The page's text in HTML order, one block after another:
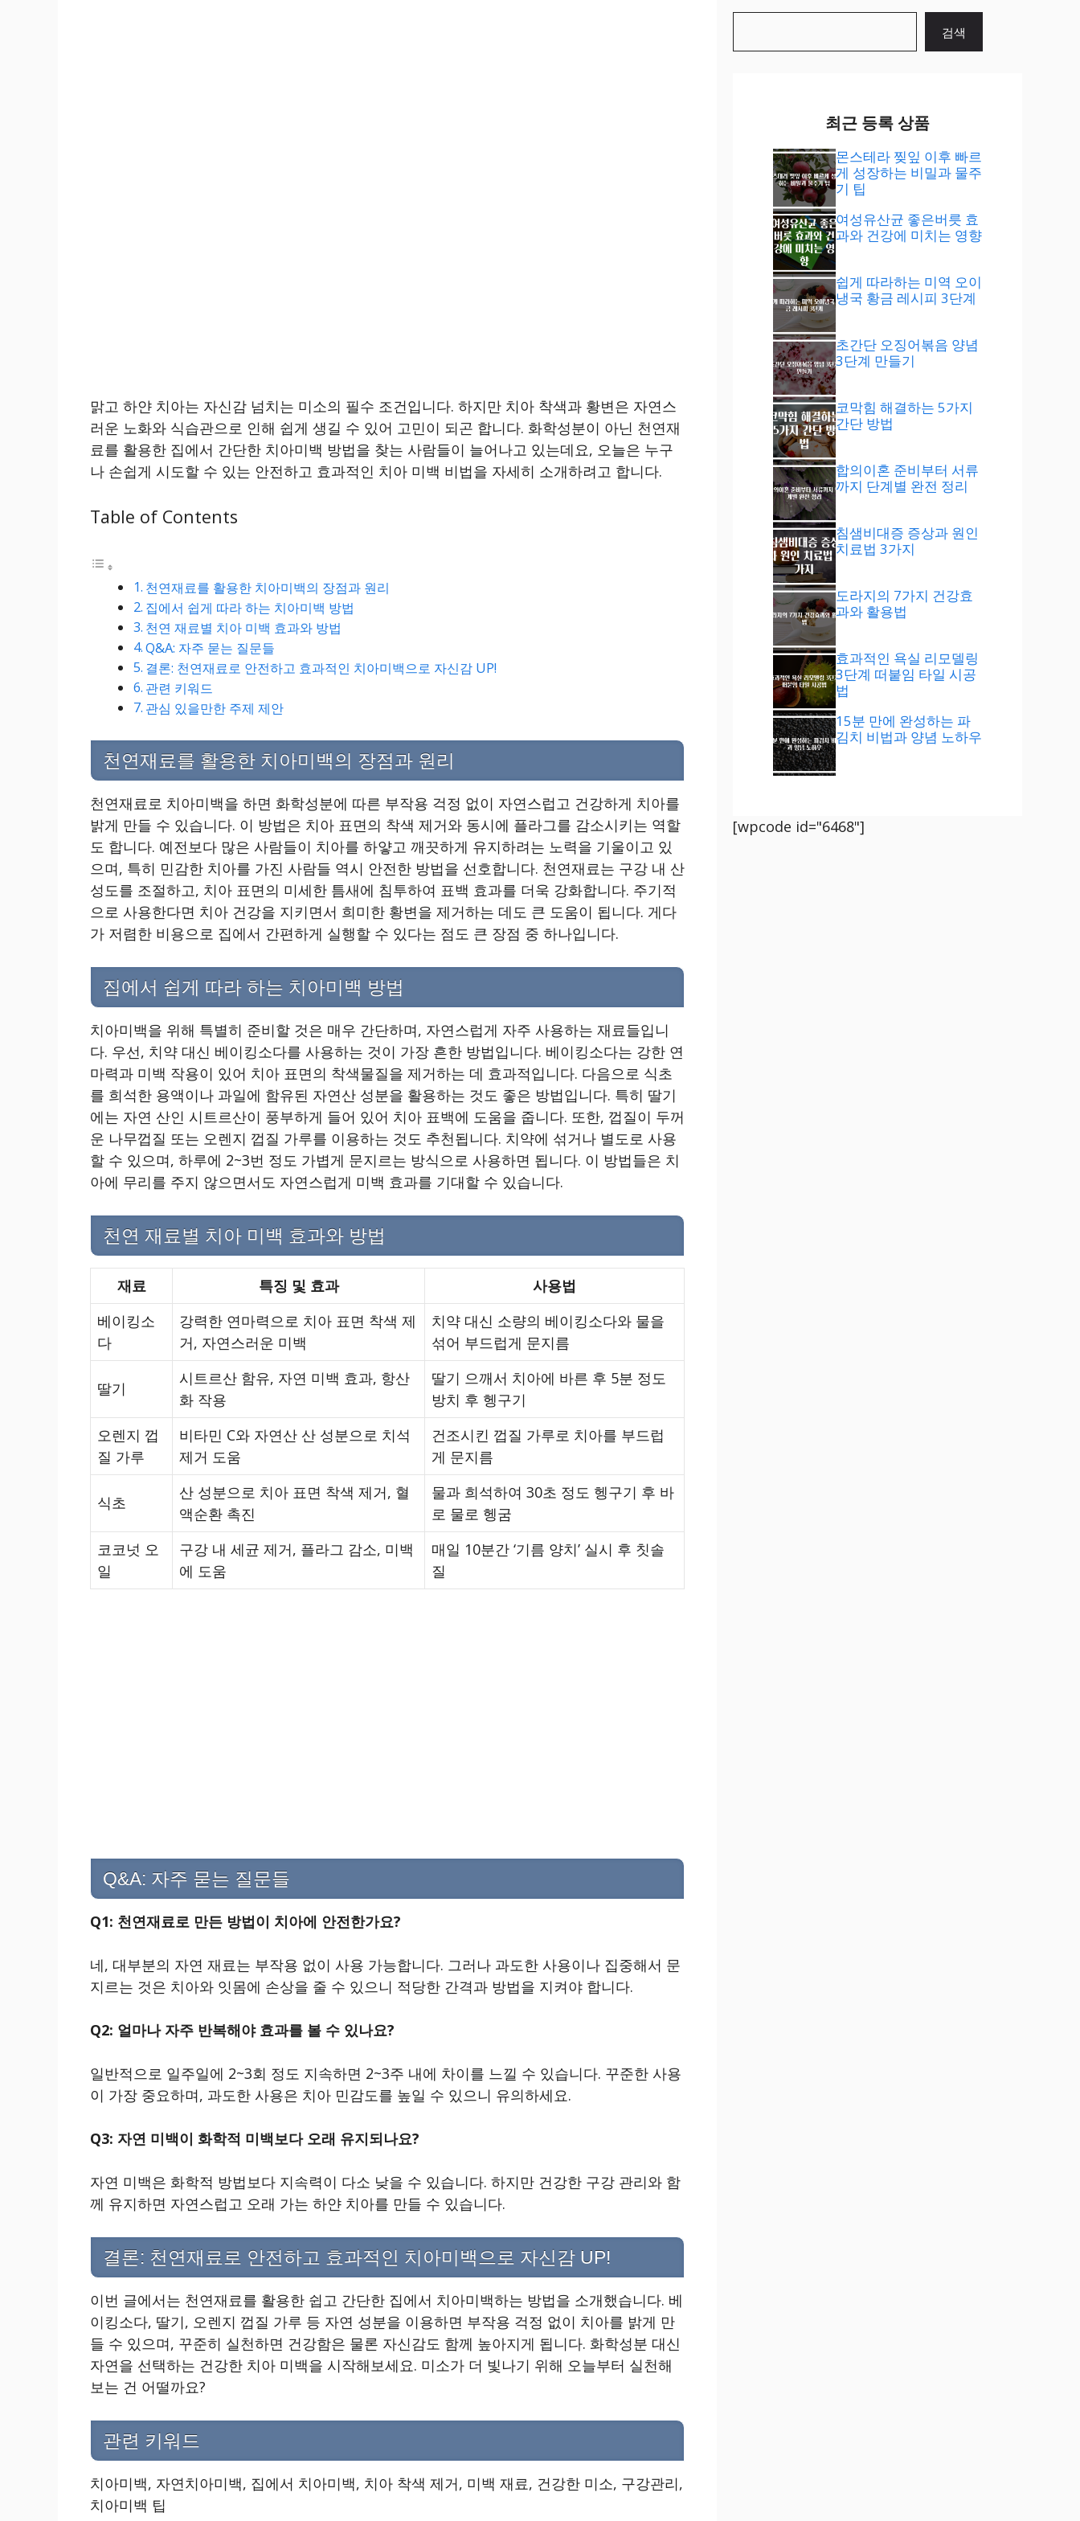
맑고 하얀 치아는 자신감 넘치는 미소의 필수 조건입니다. 하지만 치아 착색과 황변은 자연스
러운 노화와 식습관으로 인해 쉽게 생길 수 있어 고민이 되곤 합니다. 화학성분이 아닌 천연재
료를 활용한 집에서 간단한 치아미백 방법을 찾는 사람들이 늘어나고 있는데요, 오늘은 누구
나 손쉽게 시도할 수 있는 안전하고 효과적인 치아 미백 비법을 자세히 소개하려고 합니다.
Table of Contents
천연재료를 활용한 치아미백의 장점과 원리
집에서 쉽게 따라 하는 치아미백 방법
천연 재료별 치아 미백 효과와 방법
Q&A: 자주 묻는 질문들
결론: 천연재료로 안전하고 효과적인 치아미백으로 자신감 UP!
관련 키워드
관심 있을만한 주제 제안
천연재료를 활용한 치아미백의 장점과 원리
천연재료로 치아미백을 하면 화학성분에 따른 부작용 걱정 없이 자연스럽고 건강하게 치아를
밝게 만들 수 있습니다. 이 방법은 치아 표면의 착색 제거와 동시에 플라그를 감소시키는 역할
도 합니다. 예전보다 많은 사람들이 치아를 하얗고 깨끗하게 유지하려는 노력을 기울이고 있
으며, 특히 민감한 치아를 가진 사람들 역시 안전한 방법을 선호합니다. 천연재료는 구강 내 산
성도를 조절하고, 치아 표면의 미세한 틈새에 침투하여 표백 효과를 더욱 강화합니다. 주기적
으로 사용한다면 치아 건강을 지키면서 희미한 황변을 제거하는 데도 큰 도움이 됩니다. 게다
가 저렴한 비용으로 집에서 간편하게 실행할 수 있다는 점도 큰 장점 중 하나입니다.
집에서 쉽게 따라 하는 치아미백 방법
치아미백을 위해 특별히 준비할 것은 매우 간단하며, 자연스럽게 자주 사용하는 재료들입니
다. 우선, 치약 대신 베이킹소다를 사용하는 것이 가장 흔한 방법입니다. 베이킹소다는 강한 연
마력과 미백 작용이 있어 치아 표면의 착색물질을 제거하는 데 효과적입니다. 다음으로 식초
를 희석한 용액이나 과일에 함유된 자연산 성분을 활용하는 것도 좋은 방법입니다. 특히 딸기
에는 자연 산인 시트르산이 풍부하게 들어 있어 치아 표백에 도움을 줍니다. 또한, 껍질이 두꺼
운 나무껍질 또는 오렌지 껍질 가루를 이용하는 것도 추천됩니다. 치약에 섞거나 별도로 사용
할 수 있으며, 하루에 2~3번 정도 가볍게 문지르는 방식으로 사용하면 됩니다. 이 방법들은 치
아에 무리를 주지 않으면서도 자연스럽게 미백 효과를 기대할 수 있습니다.
천연 재료별 치아 미백 효과와 방법
재료 특징 및 효과
사용법
베이킹소
다
강력한 연마력으로 치아 표면 착색 제
거, 자연스러운 미백
치약 대신 소량의 베이킹소다와 물을
섞어 부드럽게 문지름
딸기
시트르산 함유, 자연 미백 효과, 항산
화 작용
딸기 으깨서 치아에 바른 후 5분 정도
방치 후 헹구기
오렌지 껍
질 가루
비타민 C와 자연산 산 성분으로 치석
제거 도움
건조시킨 껍질 가루로 치아를 부드럽
게 문지름
식초
산 성분으로 치아 표면 착색 제거, 혈
액순환 촉진
물과 희석하여 30초 정도 헹구기 후 바
로 물로 헹굼
코코넛 오
일
구강 내 세균 제거, 플라그 감소, 미백
에 도움
매일 10분간 ‘기름 양치’ 실시 후 칫솔
질
Q&A: 자주 묻는 질문들
Q1: 천연재료로 만든 방법이 치아에 안전한가요?
네, 대부분의 자연 재료는 부작용 없이 사용 가능합니다. 그러나 과도한 사용이나 집중해서 문
지르는 것은 치아와 잇몸에 손상을 줄 수 있으니 적당한 간격과 방법을 지켜야 합니다.
Q2: 얼마나 자주 반복해야 효과를 볼 수 있나요?
일반적으로 일주일에 2~3회 정도 지속하면 2~3주 내에 차이를 느낄 수 있습니다. 꾸준한 사용
이 가장 중요하며, 과도한 사용은 치아 민감도를 높일 수 있으니 유의하세요.
Q3: 자연 미백이 화학적 미백보다 오래 유지되나요?
자연 미백은 화학적 방법보다 지속력이 다소 낮을 수 있습니다. 하지만 건강한 구강 관리와 함
께 유지하면 자연스럽고 오래 가는 하얀 치아를 만들 수 있습니다.
결론: 천연재료로 안전하고 효과적인 치아미백으로 자신감 UP!
이번 글에서는 천연재료를 활용한 쉽고 간단한 집에서 치아미백하는 방법을 소개했습니다. 베
이킹소다, 딸기, 오렌지 껍질 가루 등 자연 성분을 이용하면 부작용 걱정 없이 치아를 밝게 만
들 수 있으며, 꾸준히 실천하면 건강함은 물론 자신감도 함께 높아지게 됩니다. 화학성분 대신
자연을 선택하는 건강한 치아 미백을 시작해보세요. 미소가 더 빛나기 위해 오늘부터 실천해
보는 건 어떨까요?
관련 키워드
치아미백, 자연치아미백, 집에서 치아미백, 치아 착색 제거, 미백 재료, 건강한 미소, 구강관리,
치아미백 팁
검색
최근 등록 상품
몬스테라 찢잎 이후 빠르
게 성장하는 비밀과 물주
기 팁
여성유산균 좋은버릇 효
과와 건강에 미치는 영향
쉽게 따라하는 미역 오이
냉국 황금 레시피 3단계
초간단 오징어볶음 양념
3단계 만들기
코막힘 해결하는 5가지
간단 방법
합의이혼 준비부터 서류
까지 단계별 완전 정리
침샘비대증 증상과 원인
치료법 3가지
도라지의 7가지 건강효
과와 활용법
효과적인 욕실 리모델링
3단계 떠붙임 타일 시공
법
15분 만에 완성하는 파
김치 비법과 양념 노하우
[wpcode id="6468"]